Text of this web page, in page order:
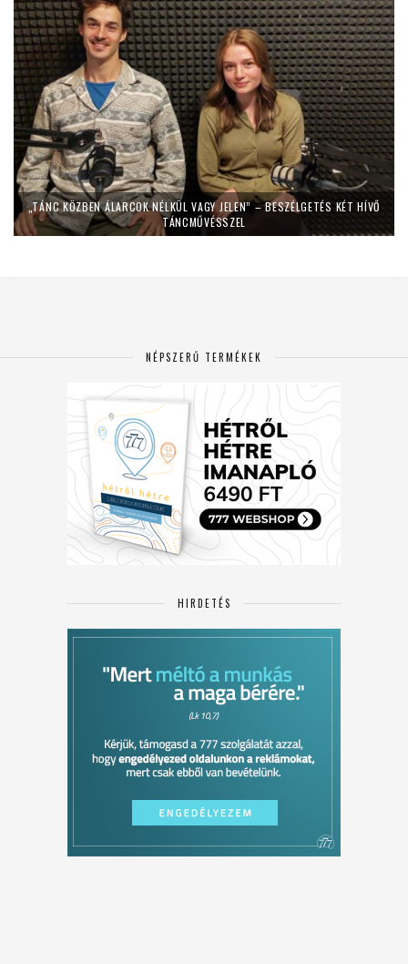
„TÁNC KÖZBEN ÁLARCOK NÉLKÜL VAGY JELEN” – BESZÉLGETÉS KÉT HÍVŐ
TÁNCMŰVÉSSZEL
NÉPSZERŰ TERMÉKEK
HIRDETÉS